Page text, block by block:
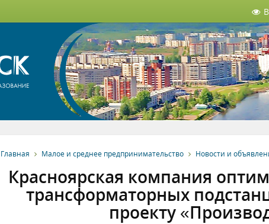
Главная Малое и среднее предпринимательство Новости и
Красноярская компания
трансформаторных
проекту